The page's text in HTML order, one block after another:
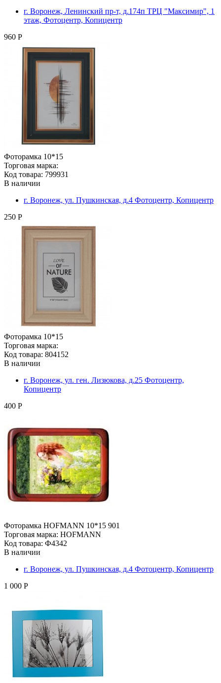
г. Воронеж, Ленинский пр-т, д.174п ТРЦ "Максимир", 1
этаж, Фотоцентр, Копицентр
960 Р
Фоторамка 10*15
Торговая марка:
Код товара: 799931
В наличии
г. Воронеж, ул. Пушкинская, д.4 Фотоцентр, Копицентр
250 Р
Фоторамка 10*15
Торговая марка:
Код товара: 804152
В наличии
г. Воронеж, ул. ген. Лизюкова, д.25 Фотоцентр,
Копицентр
400 Р
Фоторамка HOFMANN 10*15 901
Торговая марка: HOFMANN
Код товара: Ф4342
В наличии
г. Воронеж, ул. Пушкинская, д.4 Фотоцентр, Копицентр
1 000 Р